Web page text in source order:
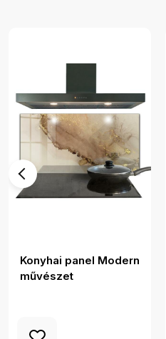
Konyhai panel Modern
művészet